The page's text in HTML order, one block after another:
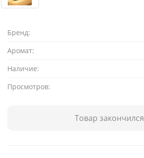
Бренд:
Аромат:
Наличие:
Просмотров:
Товар закончился